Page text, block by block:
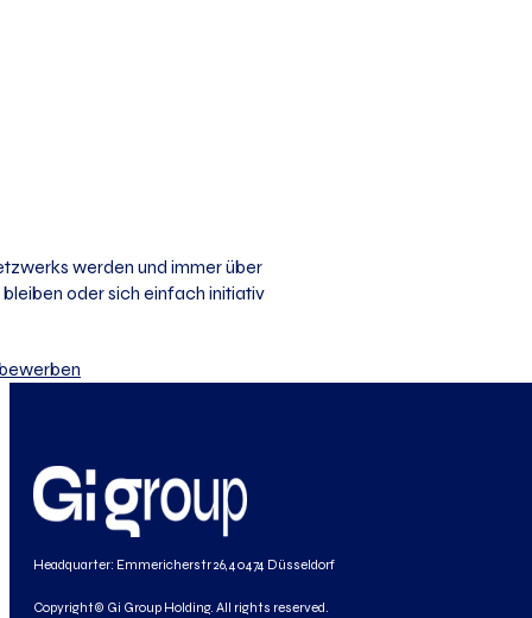
werden und immer über
oder sich einfach initiativ
Headquarter: Emmericherstr 26, 40474 Düsseldorf
Copyright© Gi Group Holding. All rights reserved.